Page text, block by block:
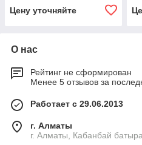
Цену уточняйте
О нас
Рейтинг не сформирован
Менее 5 отзывов за
Работает с 29.06.2013
г. Алматы
г. Алматы, Кабанбай